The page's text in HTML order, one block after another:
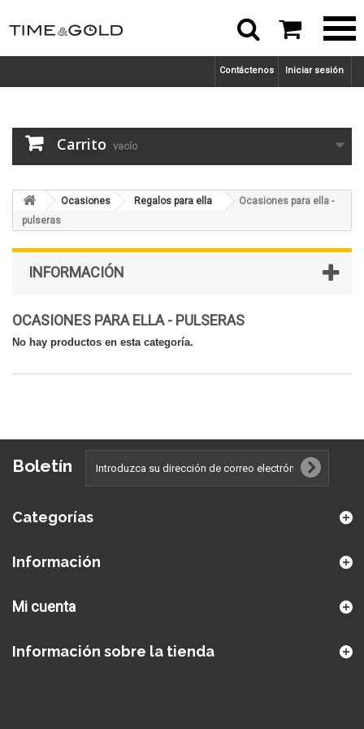
Iniciar sesión
Contáctenos
Carrito vacío
Ocasiones Regalos para ella
Ocasiones para ella -
pulseras
INFORMACIÓN
OCASIONES PARA ELLA - PULSERAS
No hay productos en esta categoría.
Boletín
Categorías
Información
Mi cuenta
Información sobre la tienda
 
